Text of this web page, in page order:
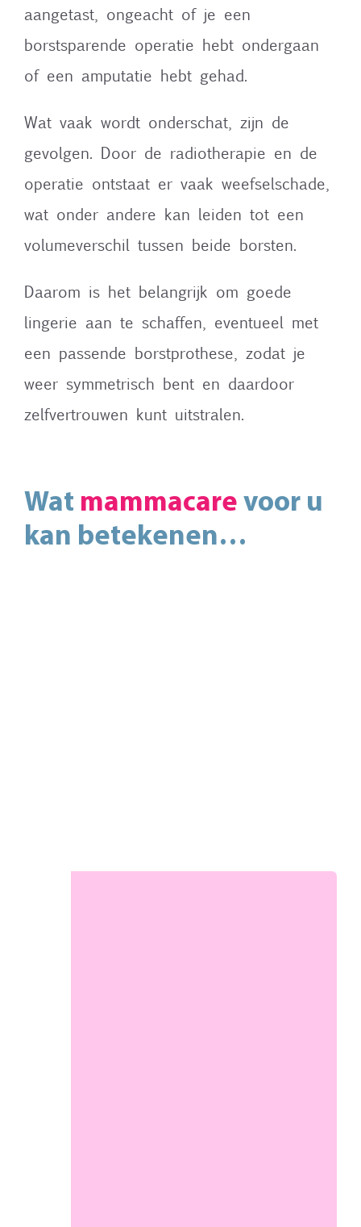
aangetast, ongeacht of je een
borstsparende operatie hebt ondergaan
of een amputatie hebt gehad.
Wat vaak wordt onderschat, zijn de
gevolgen. Door de radiotherapie en de
operatie ontstaat er vaak weefselschade,
wat onder andere kan leiden tot een
volumeverschil tussen beide borsten.
Daarom is het belangrijk om goede
lingerie aan te schaffen, eventueel met
een passende borstprothese, zodat je
weer symmetrisch bent en daardoor
zelfvertrouwen kunt uitstralen.
Wat mammacare voor u
kan betekenen…